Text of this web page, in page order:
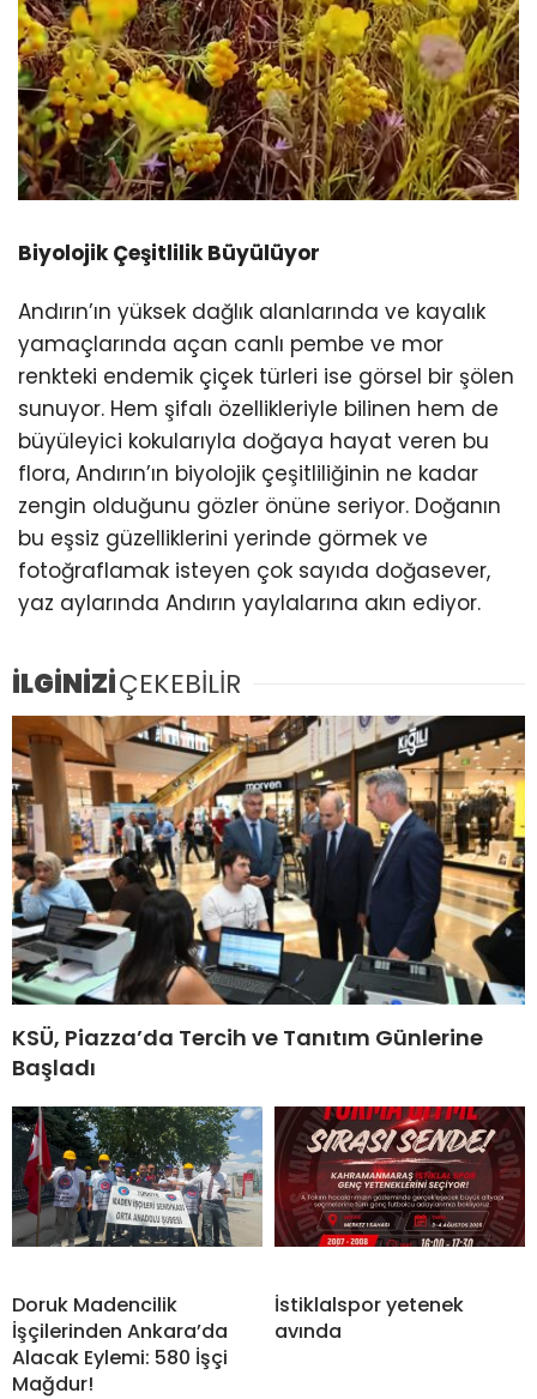
Biyolojik Çeşitlilik Büyülüyor
Andırın’ın yüksek dağlık alanlarında ve kayalık
yamaçlarında açan canlı pembe ve mor
renkteki endemik çiçek türleri ise görsel bir şölen
sunuyor. Hem şifalı özellikleriyle bilinen hem de
büyüleyici kokularıyla doğaya hayat veren bu
flora, Andırın’ın biyolojik çeşitliliğinin ne kadar
zengin olduğunu gözler önüne seriyor. Doğanın
bu eşsiz güzelliklerini yerinde görmek ve
fotoğraflamak isteyen çok sayıda doğasever,
yaz aylarında Andırın yaylalarına akın ediyor.
İLGİNİZİÇEKEBİLİR
KSÜ, Piazza’da Tercih ve Tanıtım Günlerine
Başladı
Doruk Madencilik
İşçilerinden Ankara’da
Alacak Eylemi: 580 İşçi
Mağdur!
İstiklalspor yetenek
avında